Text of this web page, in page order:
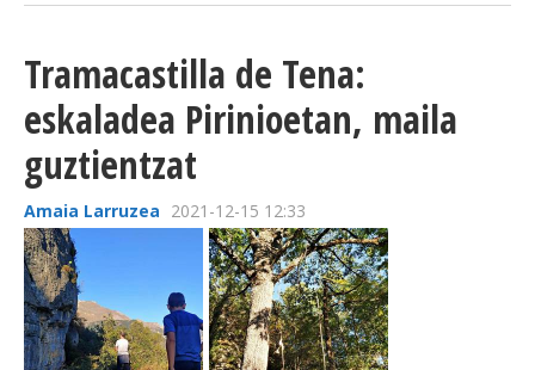
Tramacastilla de Tena:
eskaladea Pirinioetan, maila
guztientzat
Amaia Larruzea 2021-12-15 12:33